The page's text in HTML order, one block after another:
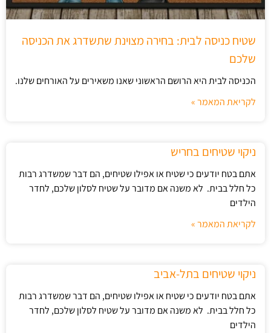
שטיח כניסה לבית: בחירה מצוינת שתשדרג את הכניסה
שלכם
הכניסה לבית היא הרושם הראשוני שאנו משאירים על האורחים שלנו.
לקריאת המאמר »
ניקוי שטיחים בחריש
אתם בטח יודעים כי שטיח או אפילו שטיחים, הם דבר שמשדרג רבות
כל חלל בבית. לא משנה אם מדובר על שטיח לסלון שלכם, לחדר
הילדים
לקריאת המאמר »
ניקוי שטיחים בתל-אביב
אתם בטח יודעים כי שטיח או אפילו שטיחים, הם דבר שמשדרג רבות
כל חלל בבית. לא משנה אם מדובר על שטיח לסלון שלכם, לחדר
הילדים